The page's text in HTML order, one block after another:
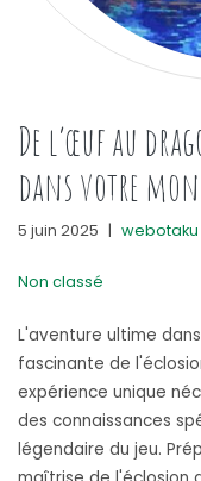
De l’œuf au
dans votre
5 juin 2025 | webotaku
Non classé
L'aventure ultime
fascinante de
expérience unique
des connaissances
légendaire du jeu.